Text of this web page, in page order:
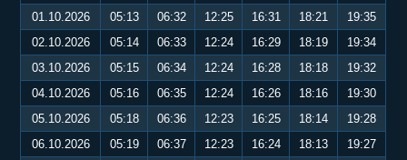
01.10.2026
05:13 06:32 12:25 16:31 18:21
19:35
02.10.2026
05:14 06:33 12:24 16:29 18:19
19:34
03.10.2026
05:15 06:34 12:24 16:28 18:18
19:32
04.10.2026
05:16 06:35 12:24 16:26 18:16
19:30
05.10.2026
05:18 06:36 12:23 16:25 18:14
19:28
06.10.2026
05:19 06:37 12:23 16:24 18:13
19:27